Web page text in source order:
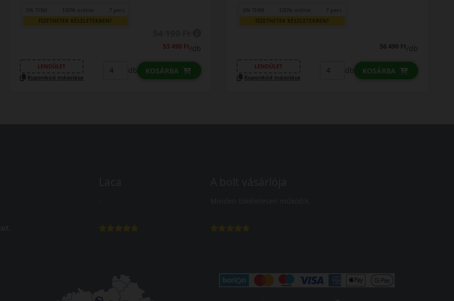
0% THM 100% online 7 perc
FIZETHETEK RÉSZLETEKBEN?
53 490 Ft/db
LENDÜLET
Kuponkód másolása
db KOSÁRBA
0% THM 100% online 7 perc
FIZETHETEK RÉSZLETEKBEN?
56 490 Ft/db
LENDÜLET
Kuponkód másolása
db KOSÁRBA